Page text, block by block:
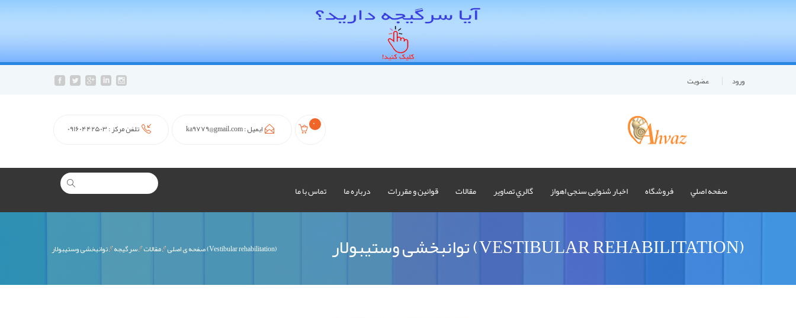
عضويت ورود
تلفن مرکز :09160442503 ایمیل :ka9779@gmail.com 0
صفحه اصلي فروشگاه اخبار شنوایی سنجی اهواز گالري تصاوير مقالات قوانين و مقررات درباره ما تماس با ما
توانبخشی وستیبولار (VESTIBULAR REHABILITATION) صفحه ی اصلی مقالات سرگیجه توانبخشی وستیبولار (Vestibular rehabilitation)